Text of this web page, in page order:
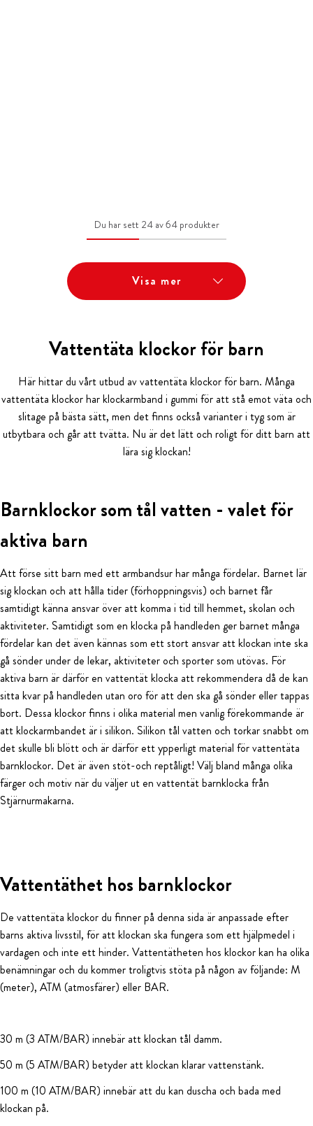
Du har sett 24 av 64 produkter
Visa mer
Vattentäta klockor för barn
Här hittar du vårt utbud av vattentäta klockor för barn. Många
vattentäta klockor har klockarmband i gummi för att stå emot väta och
slitage på bästa sätt, men det finns också varianter i tyg som är
utbytbara och går att tvätta. Nu är det lätt och roligt för ditt barn att
lära sig klockan!
Barnklockor som tål vatten - valet för
aktiva barn
Att förse sitt barn med ett armbandsur har många fördelar. Barnet lär
sig klockan och att hålla tider (förhoppningsvis) och barnet får
samtidigt känna ansvar över att komma i tid till hemmet, skolan och
aktiviteter. Samtidigt som en klocka på handleden ger barnet många
fördelar kan det även kännas som ett stort ansvar att klockan inte ska
gå sönder under de lekar, aktiviteter och sporter som utövas. För
aktiva barn är därför en vattentät klocka att rekommendera då de kan
sitta kvar på handleden utan oro för att den ska gå sönder eller tappas
bort. Dessa klockor finns i olika material men vanlig förekommande är
att klockarmbandet är i silikon. Silikon tål vatten och torkar snabbt om
det skulle bli blött och är därför ett ypperligt material för vattentäta
barnklockor. Det är även stöt-och reptåligt! Välj bland många olika
färger och motiv när du väljer ut en vattentät barnklocka från
Stjärnurmakarna.
Vattentäthet hos barnklockor
De vattentäta klockor du finner på denna sida är anpassade efter
barns aktiva livsstil, för att klockan ska fungera som ett hjälpmedel i
vardagen och inte ett hinder. Vattentätheten hos klockor kan ha olika
benämningar och du kommer troligtvis stöta på någon av följande: M
(meter), ATM (atmosfärer) eller BAR.
30 m (3 ATM/BAR) innebär att klockan tål damm.
50 m (5 ATM/BAR) betyder att klockan klarar vattenstänk.
100 m (10 ATM/BAR) innebär att du kan duscha och bada med
klockan på.